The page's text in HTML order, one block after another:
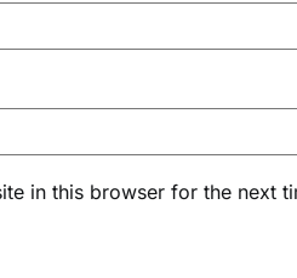
in this browser for the next